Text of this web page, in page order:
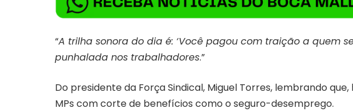
“A trilha sonora do dia é: ‘Você pagou com traição a quem
punhalada nos trabalhadores.”
Do presidente da Força Sindical, Miguel Torres, lembrando
MPs com corte de benefícios como o seguro-desemprego.